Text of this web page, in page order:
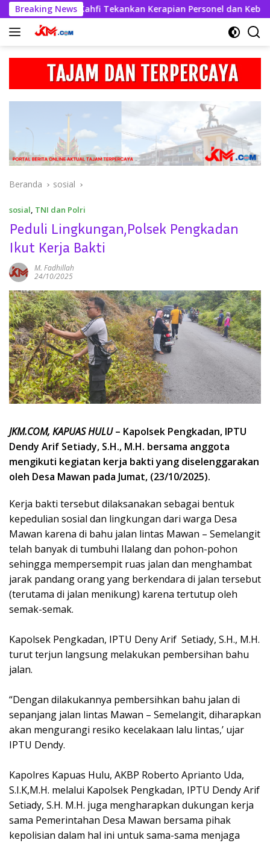
Langsung
ke
konten
Breaking News
Askhabul Kahfi Tekankan Kerapian Personel dan Kebersihan
Beranda sosial
sosial, TNI dan Polri
Peduli Lingkungan,Polsek Pengkadan
Ikut Kerja Bakti
M. Fadhillah
24/10/2025
JKM.COM, KAPUAS HULU– ‎Kapolsek Pengkadan, IPTU
Dendy Arif Setiady, S.H., M.H. bersama anggota
mengikuti kegiatan kerja bakti yang diselenggarakan
oleh Desa Mawan pada Jumat, (23/10/2025).
‎Kerja bakti tersebut dilaksanakan sebagai bentuk
kepedulian sosial dan lingkungan dari warga Desa
Mawan karena di bahu jalan lintas Mawan – Semelangit
telah banyak di tumbuhi Ilalang dan pohon-pohon
sehingga mempersempit ruas jalan dan menghambat
jarak pandang orang yang berkendara di jalan tersebut
(terutama di jalan menikung) karena tertutup oleh
semak-semak.
‎Kapolsek Pengkadan, IPTU Deny Arif Setiady, S.H., M.H.
turut terjun langsung melakukan pembersihan bahu
jalan.
“‎‎Dengan dilakukannya pembersihkan bahu jalan di
sepanjang jalan lintas Mawan – Semelangit, diharapkan
akan mengurangi resiko kecelakaan lalu lintas,’ ujar
IPTU Dendy.
‎Kapolres Kapuas Hulu, AKBP Roberto Aprianto Uda,
S.I.K,M.H. melalui Kapolsek Pengkadan, IPTU Dendy Arif
Setiady, S.H. M.H. juga mengharapkan dukungan kerja
sama Pemerintahan Desa Mawan bersama pihak
kepolisian dalam hal ini untuk sama-sama menjaga